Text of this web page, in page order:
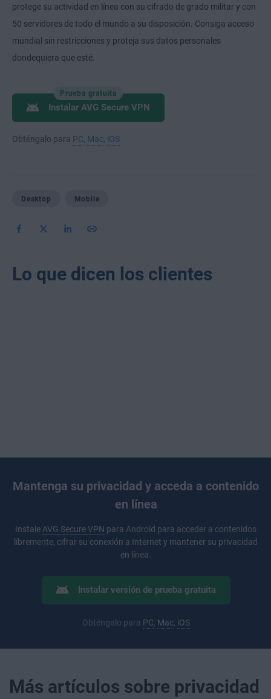
protege su actividad en línea con su cifrado de grado militar y con
50 servidores de todo el mundo a su disposición. Consiga acceso
mundial sin restricciones y proteja sus datos personales
dondequiera que esté.
Prueba gratuita
Instalar AVG Secure VPN
Obténgalo para PC Mac iOS
Desktop Mobile
Lo que dicen los clientes
Mantenga su privacidad y acceda a contenido
en línea
Instale AVG Secure VPN para Android para acceder a contenidos
libremente, cifrar su conexión a Internet y mantener su privacidad
en línea.
Instalar versión de prueba gratuita
Obténgalo para PC Mac, iOS
Más artículos sobre privacidad